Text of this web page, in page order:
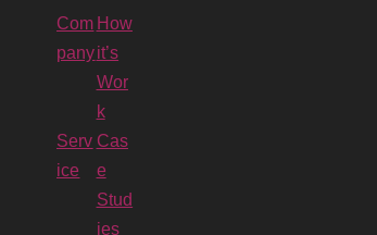
Com
pany
How
it’s
Wor
k
Serv
ice
Cas
e
Stud
ies